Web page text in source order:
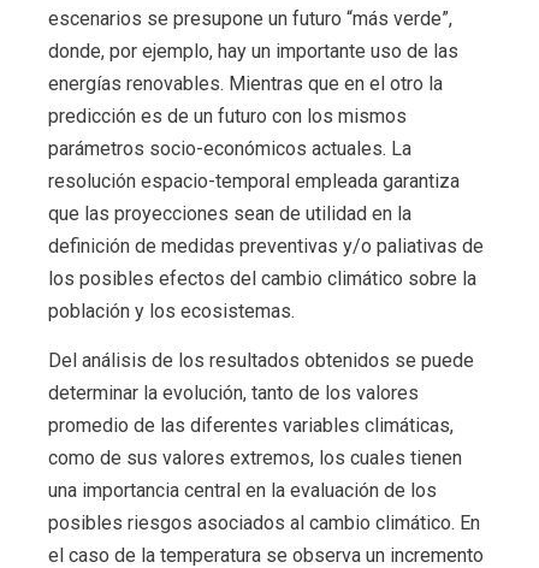
escenarios se presupone un futuro “más verde”,
donde, por ejemplo, hay un importante uso de las
energías renovables. Mientras que en el otro la
predicción es de un futuro con los mismos
parámetros socio-económicos actuales. La
resolución espacio-temporal empleada garantiza
que las proyecciones sean de utilidad en la
definición de medidas preventivas y/o paliativas de
los posibles efectos del cambio climático sobre la
población y los ecosistemas.
Del análisis de los resultados obtenidos se puede
determinar la evolución, tanto de los valores
promedio de las diferentes variables climáticas,
como de sus valores extremos, los cuales tienen
una importancia central en la evaluación de los
posibles riesgos asociados al cambio climático. En
el caso de la temperatura se observa un incremento